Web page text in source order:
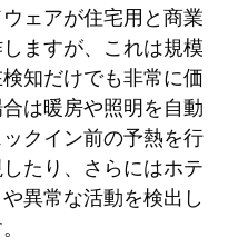
ェアが住宅用と商業
ますが、これは規模
知だけでも非常に価
は暖房や照明を自動
クイン前の予熱を行
たり、さらにはホテ
異常な活動を検出し